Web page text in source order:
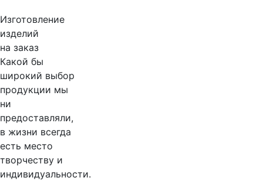
Изготовление
изделий
на заказ
Какой бы
широкий выбор
продукции мы
ни
предоставляли,
в жизни всегда
есть место
творчеству и
индивидуальности.